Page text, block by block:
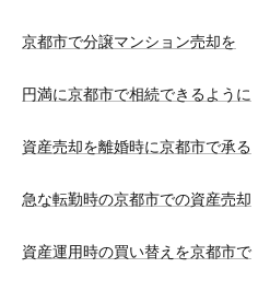
京都市で分譲マンション売却を
円満に京都市で相続できるように
資産売却を離婚時に京都市で承る
急な転勤時の京都市での資産売却
資産運用時の買い替えを京都市で